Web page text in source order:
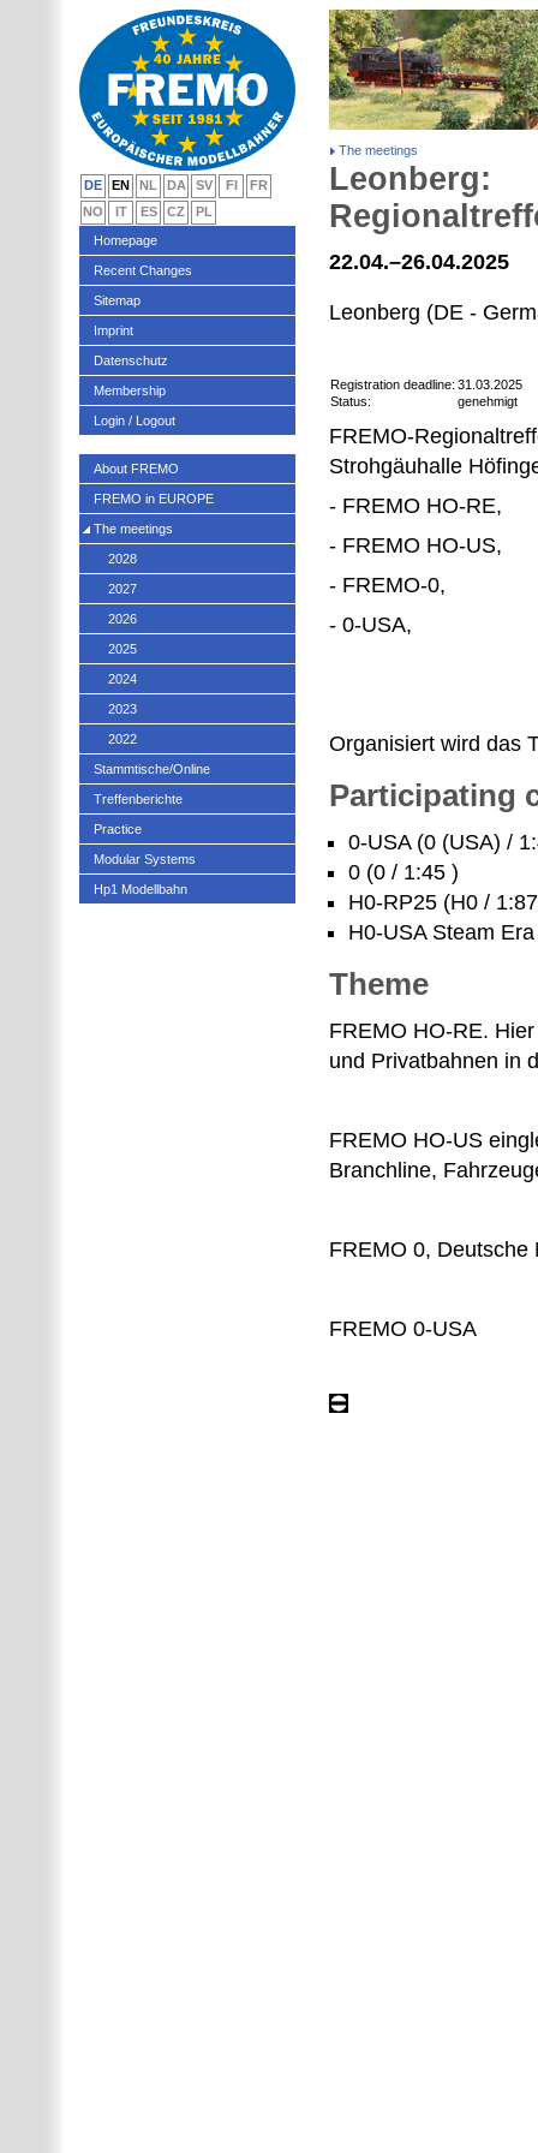
The meetings
Leonberg:
22.04.–26.04.2025
Leonberg (DE -
Registration deadline: 31.03.2025
Status:
genehmigt
FREMO-
Strohgäuhalle
- FREMO HO-RE,
- FREMO HO-US,
- FREMO-0,
- 0-USA,
Organisiert wird das
Participating
0-USA (0 (USA) /
0 (0 / 1:45 )
H0-RP25 (H0 /
H0-USA Steam
Theme
FREMO HO-RE.
und Privatbahnen in
FREMO HO-US
Branchline,
FREMO 0, Deutsche
FREMO 0-USA
DE EN NL DA SV FI
FR
NO
IT ES CZ
PL
Homepage
Recent Changes
Sitemap
Imprint
Datenschutz
Membership
Login / Logout
About FREMO
FREMO in EUROPE
The meetings
2028
2027
2026
2025
2024
2023
2022
Stammtische/Online
Treffenberichte
Practice
Modular Systems
Hp1 Modellbahn